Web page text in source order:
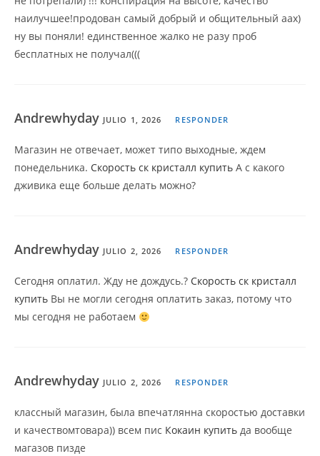
наилучшее!продован самый добрый и общительный аах)
ну вы поняли! единственное жалко не разу проб
бесплатных не получал(((
Andrewhyday JULIO 1, 2026 RESPONDER
Магазин не отвечает, может типо выходные, ждем
понедельника. Скорость ск кристалл купить А с какого
дживика еще больше делать можно?
Andrewhyday JULIO 2, 2026 RESPONDER
Сегодня оплатил. Жду не дождусь.? Скорость ск кристалл
купить Вы не могли сегодня оплатить заказ, потому что
мы сегодня не работаем
Andrewhyday JULIO 2, 2026 RESPONDER
классный магазин, была впечатлянна скоростью доставки
и качествомтовара)) всем пис Кокаин купить да вообще
магазов пизде